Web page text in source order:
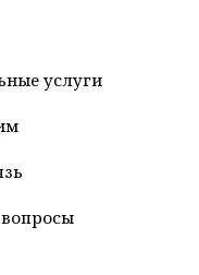
услуги